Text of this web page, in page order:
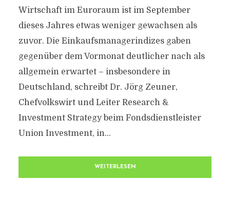
Wirtschaft im Euroraum ist im September
dieses Jahres etwas weniger gewachsen als
zuvor. Die Einkaufsmanagerindizes gaben
gegenüber dem Vormonat deutlicher nach als
allgemein erwartet – insbesondere in
Deutschland, schreibt Dr. Jörg Zeuner,
Chefvolkswirt und Leiter Research &
Investment Strategy beim Fondsdienstleister
Union Investment, in...
WEITERLESEN